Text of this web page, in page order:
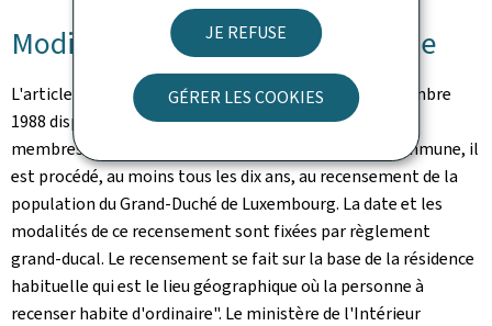
JE REFUSE
GÉRER LES COOKIES
Modification de la loi communale
L'article 4bis de la loi communale modifiée du 13 décembre
1988 dispose que: "En vue de déterminer le nombre des
membres du conseil communal assignés à chaque commune, il
est procédé, au moins tous les dix ans, au recensement de la
population du Grand-Duché de Luxembourg. La date et les
modalités de ce recensement sont fixées par règlement
grand-ducal. Le recensement se fait sur la base de la résidence
habituelle qui est le lieu géographique où la personne à
recenser habite d'ordinaire". Le ministère de l'Intérieur